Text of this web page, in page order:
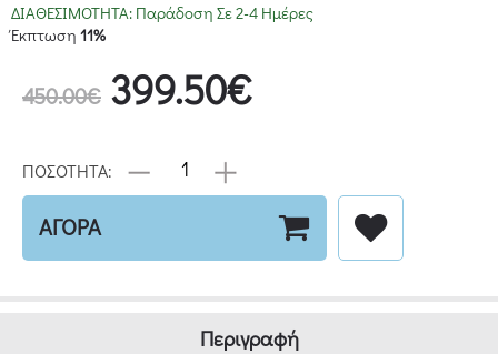
ΔΙΑΘΕΣΙΜΟΤΗΤΑ: Παράδοση Σε 2-4 Ημέρες
Έκπτωση 11%
450.00€ 399.50€
ΠΟΣΟΤΗΤΑ:
ΑΓΟΡΑ
Περιγραφή